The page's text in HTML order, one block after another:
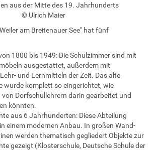
aus der Mitte des 19. Jahrhunderts
© Ulrich Maier
am Breitenauer See" hat fünf
1800 bis 1949: Die Schulzimmer sind mit
ausgestattet, außerdem mit
und Lernmitteln der Zeit. Das alte
wurde komplett so eingerichtet, wie
von Dorfschullehrern darin gearbeitet und
könnten.
aus 6 Jahrhunderten: Diese Abteilung
einem modernen Anbau. In großen Wand-
werden thematisch gegliedert Objekte zur
gezeigt (Klosterschule, Deutsche Schule der